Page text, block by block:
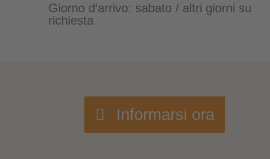
Giorno d’arrivo: sabato / altri giorni su
richiesta
Informarsi ora